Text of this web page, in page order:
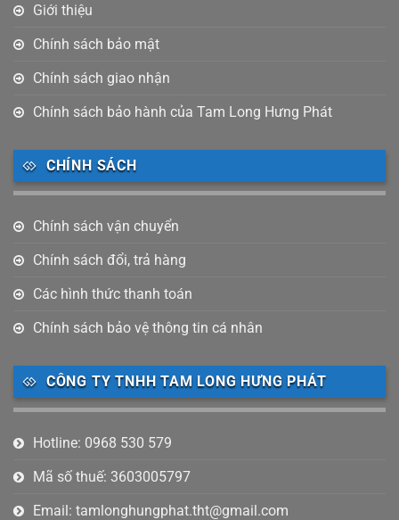
Giới thiệu
Chính sách bảo mật
Chính sách giao nhận
Chính sách bảo hành của Tam Long Hưng Phát
CHÍNH SÁCH
Chính sách vận chuyển
Chính sách đổi, trả hàng
Các hình thức thanh toán
Chính sách bảo vệ thông tin cá nhân
CÔNG TY TNHH TAM LONG HƯNG PHÁT
Hotline: 0968 530 579
Mã số thuế: 3603005797
Email: tamlonghungphat.tht@gmail.com